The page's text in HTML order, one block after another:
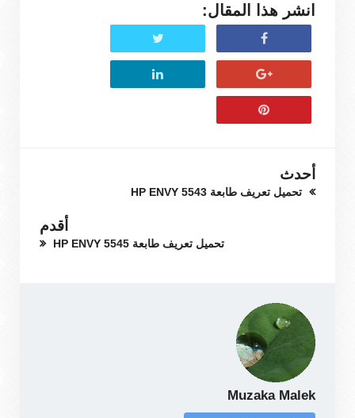
انشر هذا المقال:
أحدث
تحميل تعريف طابعة HP ENVY 5543
أقدم
تحميل تعريف طابعة HP ENVY 5545
Muzaka Malek